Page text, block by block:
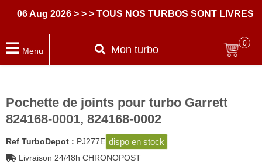
Aug 2026 > > > TOUS NOS TURBOS SONT LIVRES
Menu Mon turbo
0
Pochette de joints pour turbo Garrett
824168-0001, 824168-0002
Ref TurboDepot : PJ277E dispo en stock
Livraison 24/48h CHRONOPOST